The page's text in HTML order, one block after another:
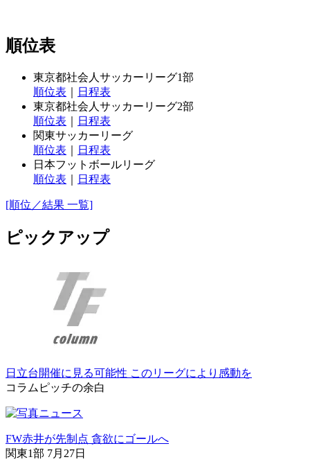
順位表
東京都社会人サッカーリーグ1部
順位表
日程表
東京都社会人サッカーリーグ2部
順位表
日程表
関東サッカーリーグ
順位表
日程表
日本フットボールリーグ
順位表
日程表
[順位／結果 一覧]
ピックアップ
日立台開催に見る可能性 このリーグにより感動を
コラム ピッチの余白
FW赤井が先制点 貪欲にゴールへ
関東1部 7月27日